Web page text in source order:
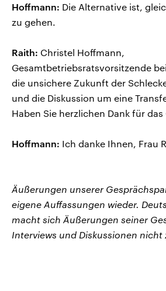
Hoffmann: Die Alternative ist,
zu gehen.
Raith: Christel Hoffmann,
Gesamtbetriebsratsvorsitzende
die unsichere Zukunft der
und die Diskussion um eine
Haben Sie herzlichen Dank für das
Hoffmann: Ich danke Ihnen, Frau
Äußerungen unserer
eigene Auffassungen wieder.
macht sich Äußerungen seiner
Interviews und Diskussionen nicht